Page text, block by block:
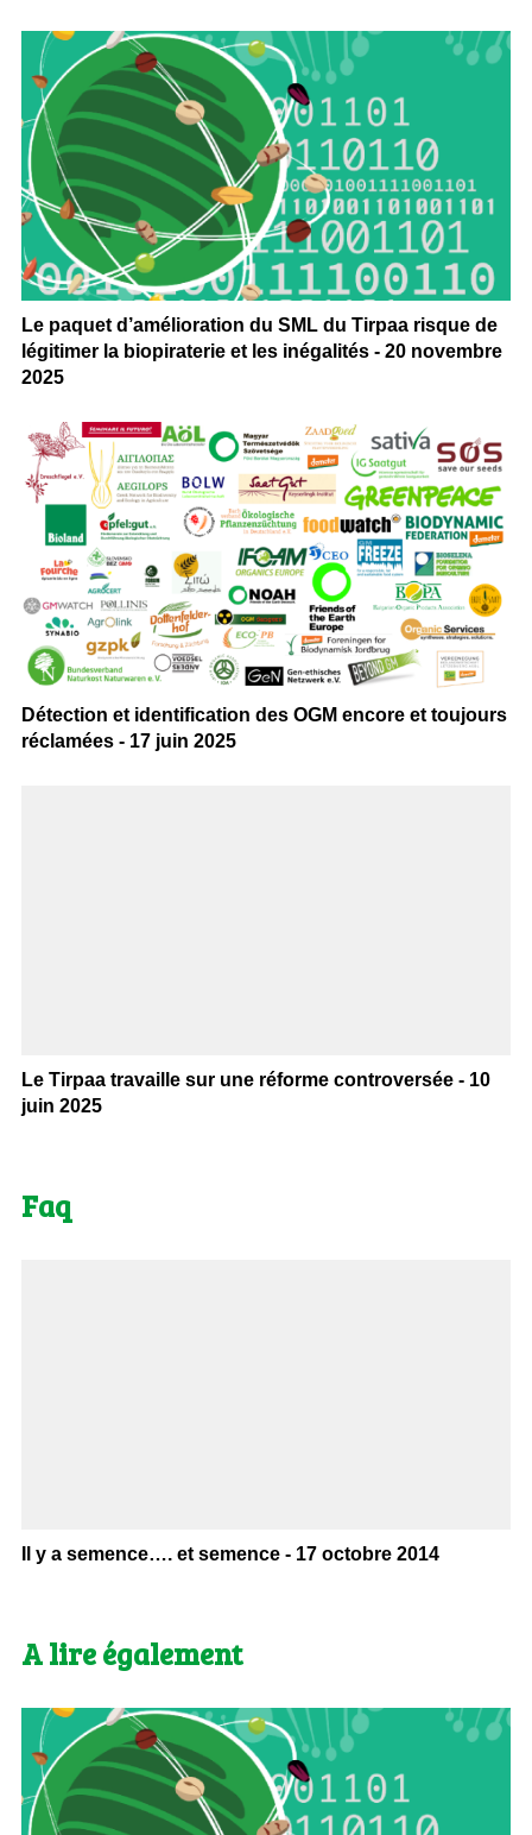
Le paquet d’amélioration du SML du Tirpaa risque de
légitimer la biopiraterie et les inégalités - 20 novembre
2025
Détection et identification des OGM encore et toujours
réclamées - 17 juin 2025
Le Tirpaa travaille sur une réforme controversée - 10
juin 2025
Faq
Il y a semence…. et semence - 17 octobre 2014
A lire également